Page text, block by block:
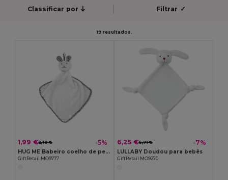
Classificar por Filtrar ✓
19 resultados.
1,99 €2,10 € -5%
HUG ME Babeiro coelho de pelúcia
GiftRetail MO9777
6,25 €6,71 € -7%
LULLABY Doudou para bebês
GiftRetail MO9270